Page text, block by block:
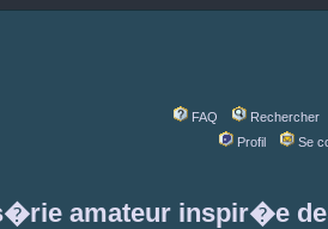
FAQ
Rechercher
Profil
Se
amateur inspir�e